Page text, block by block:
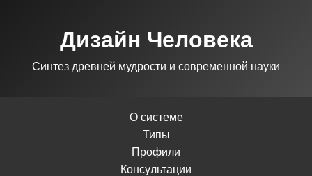
Дизайн Человека
Синтез древней мудрости и современной науки
О системе
Типы
Профили
Консультации